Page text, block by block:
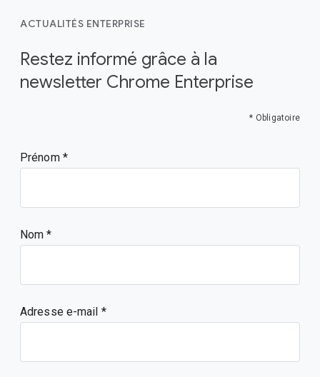
ACTUALITÉS ENTERPRISE
Restez informé grâce à la
newsletter Chrome Enterprise
* Obligatoire
Prénom
Nom
Adresse e-mail